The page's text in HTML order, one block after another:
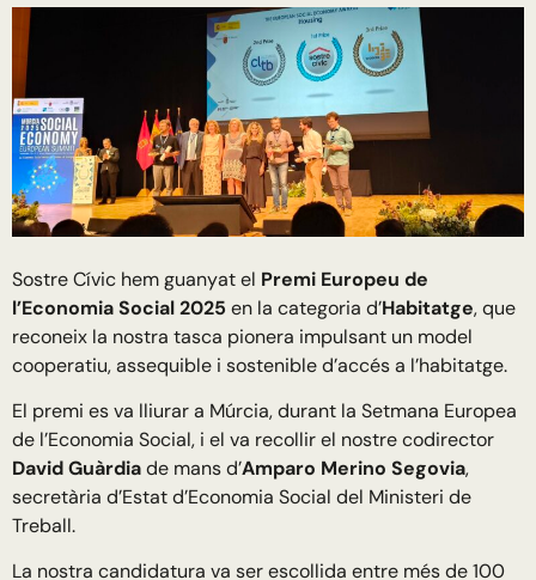
Sostre Cívic hem guanyat el Premi Europeu de
l’Economia Social 2025 en la categoria d’Habitatge, que
reconeix la nostra tasca pionera impulsant un model
cooperatiu, assequible i sostenible d’accés a l’habitatge.
El premi es va lliurar a Múrcia, durant la Setmana Europea
de l’Economia Social, i el va recollir el nostre codirector
David Guàrdiade mans d’Amparo Merino Segovia,
secretària d’Estat d’Economia Social del Ministeri de
Treball.
La nostra candidatura va ser escollida entre més de 100